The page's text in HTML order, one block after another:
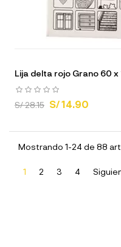
Lija delta rojo Grano 60 x
S/ 28.15 S/ 14.90
Mostrando 1-24 de 88
1 2 3 4